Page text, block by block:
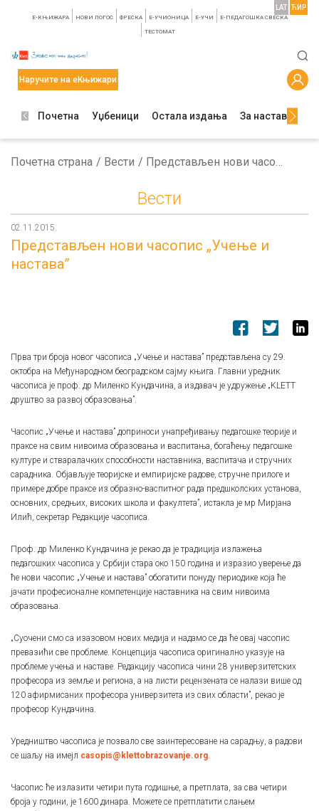
E-КЊИЖАРА НОВИ ЛОГОС ФРЕСКА E-УЧИОНИЦА E-УЧИ Е-ПЕДАГОШКА СВЕСКА
TЕСТОМАТ
LAT ЋИР
Наручите на еКњижари
Почетна Уџбеници Остала издања За наставнике
Почетна страна Вести Представљен нови часопис „Учење и настава”
Вести
02.11.2015.
Представљен нови часопис „Учење и
настава”
Прва три броја новог часописа „Учење и настава” представљена су 29.
октобра на Међународном београдском сајму књига. Главни уредник
часописа је проф. др Миленко Кундачина, а издавач је удружење „KLETT
друштво за развој образовања”.
Часопис „Учење и настава” доприноси унапређивању педагошке теорије и
праксе на свим нивоима образовања и васпитања, богаћењу педагошке
културе и стваралачких способности наставника, васпитача и стручних
сарадника. Објављује теоријске и емпиријске радове, стручне прилоге и
примере добре праксе из образно-васпитног рада предшколских установа,
основних, средњих, високих школа и факултета”, истакла је мр Мирјана
Илић, секретар Редакције часописа.
Проф. др Миленко Кундачина је рекао да је традиција излажења
педагошких часописа у Србији стара око 150 година и изразио уверење да
ће нови часопис „Учење и настава” обогатити понуду периодике која ће
јачати професионалне компетенције наставника на свим нивоима
образовања.
„Суочени смо са изазовом нових медија и надамо се да ће овај часопис
превазићи све проблеме. Концепција часописа оригинално указује на
проблеме учења и наставе. Редакцију часописа чини 28 универзитетских
професора из земље и региона, а на листи рецензената се налази више од
120 афирмисаних професора универзитета из свих области”, рекао је
професор Кундачина.
Уредништво часописа је позвало све заинтересоване на сарадњу, а радови
се шаљу на имејл casopis@klettobrazovanje.org.
Часопис ће излазити четири пута годишње, а претплата, за сва четири
броја у години, је 1600 динара. Можете се претплатити слањем